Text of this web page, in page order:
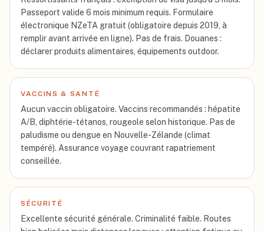
Passeport valide 6 mois minimum requis. Formulaire
électronique NZeTA gratuit (obligatoire depuis 2019, à
remplir avant arrivée en ligne). Pas de frais. Douanes :
déclarer produits alimentaires, équipements outdoor.
VACCINS & SANTÉ
Aucun vaccin obligatoire. Vaccins recommandés : hépatite
A/B, diphtérie-tétanos, rougeole selon historique. Pas de
paludisme ou dengue en Nouvelle-Zélande (climat
tempéré). Assurance voyage couvrant rapatriement
conseillée.
SÉCURITÉ
Excellente sécurité générale. Criminalité faible. Routes